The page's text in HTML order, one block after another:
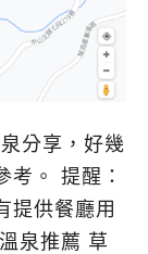
分享，好幾
考。 提醒：
提供餐廳用
泉推薦 草